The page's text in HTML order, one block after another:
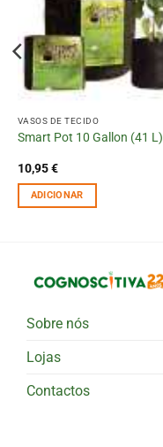
VASOS DE TECIDO
Smart Pot 10 Gallon (41 L)
10,95€
ADICIONAR
Sobre nós
Lojas
Contactos